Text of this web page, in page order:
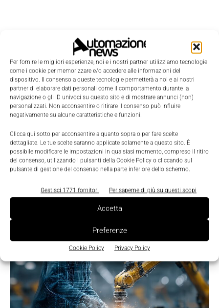
Per fornire le migliori esperienze, noi e i nostri partner utilizziamo tecnologie
come i cookie per memorizzare e/o accedere alle informazioni del
dispositivo. Il consenso a queste tecnologie permetterà a noi e ai nostri
partner di elaborare dati personali come il comportamento durante la
navigazione o gli ID univoci su questo sito e di mostrare annunci (non)
personalizzati. Non acconsentire o ritirare il consenso può influire
negativamente su alcune caratteristiche e funzioni.
Clicca qui sotto per acconsentire a quanto sopra o per fare scelte
dettagliate. Le tue scelte saranno applicate solamente a questo sito. È
possibile modificare le impostazioni in qualsiasi momento, compreso il ritiro
del consenso, utilizzando i pulsanti della Cookie Policy o cliccando sul
pulsante di gestione del consenso nella parte inferiore dello schermo.
Gestisci 1771 fornitori Per saperne di più su questi scopi
Accetta
Preferenze
Cookie Policy Privacy Policy
LEGGI LA RIVISTA ⇢
TI POTREBBERO INTERESSARE ⇢